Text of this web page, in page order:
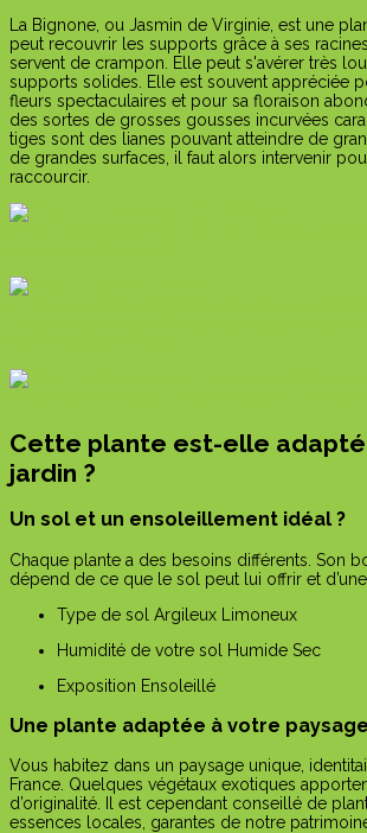
La Bignone, ou Jasmin de Virginie, est une
peut recouvrir les supports grâce à ses
servent de crampon. Elle peut s'avérer très
supports solides. Elle est souvent appréciée
fleurs spectaculaires et pour sa floraison
des sortes de grosses gousses incurvées
tiges sont des lianes pouvant atteindre de
de grandes surfaces, il faut alors intervenir
raccourcir.
Cette plante est-elle
jardin ?
Un sol et un ensoleillement idéal ?
Chaque plante a des besoins différents. Son
dépend de ce que le sol peut lui offrir et
Type de sol Argileux Limoneux
Humidité de votre sol Humide Sec
Exposition Ensoleillé
Une plante adaptée à votre
Vous habitez dans un paysage unique,
France. Quelques végétaux exotiques
d’originalité. Il est cependant conseillé de
essences locales, garantes de notre